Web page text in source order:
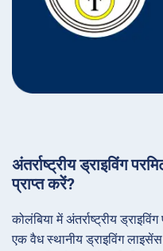
अंतर्राष्ट्रीय ड्राइविंग
प्राप्त करें?
कोलंबिया में अंतर्राष्ट्रीय
एक वैध स्थानीय ड्राइविंग